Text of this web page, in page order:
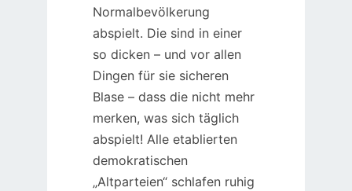
Normalbevölkerung
abspielt. Die sind in einer
so dicken – und vor allen
Dingen für sie sicheren
Blase – dass die nicht mehr
merken, was sich täglich
abspielt! Alle etablierten
demokratischen
„Altparteien“ schlafen ruhig